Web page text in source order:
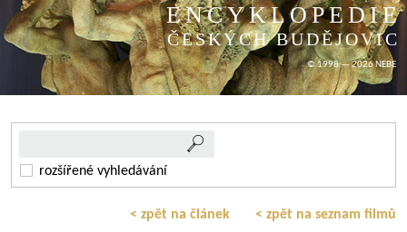
ENCYKLOPEDIE
ČESKÝCH BUDĚJOVIC
© 1998 — 2026 NEBE
rozšířené vyhledávání
< zpět na článek < zpět na seznam filmů